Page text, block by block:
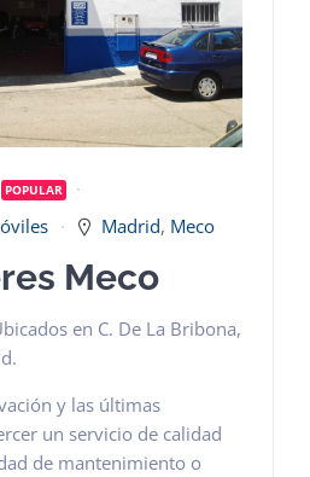
POPULAR
Madrid, Meco
Meco
en C. De La Bribona,
y las últimas
un servicio de calidad
de mantenimiento o